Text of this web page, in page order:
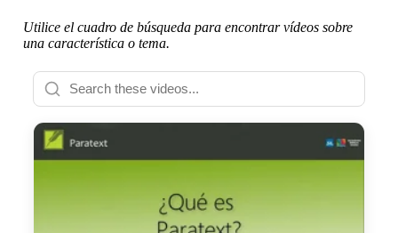
Utilice el cuadro de búsqueda para encontrar vídeos sobre
una característica o tema.